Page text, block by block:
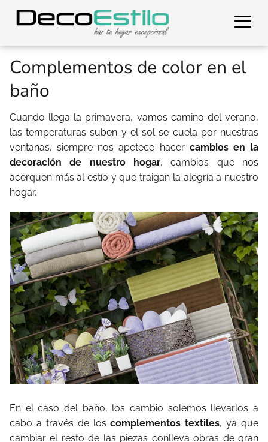
Complementos de color en el
baño
Cuando llega la primavera, vamos camino del verano,
las temperaturas suben y el sol se cuela por nuestras
ventanas, siempre nos apetece hacercambios en la
decoración de nuestro hogar, cambios que nos
acerquen más al estío y que traigan la alegría a nuestro
hogar.
En el caso del baño, los cambio solemos llevarlos a
cabo a través de los complementos textiles, ya que
cambiar el resto de las piezas conlleva obras de gran